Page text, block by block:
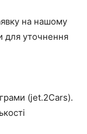
на нашому
для уточнення
(jet.2Cars).